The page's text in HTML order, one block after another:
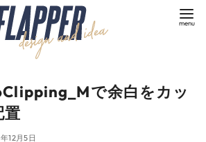
で余白をカッ
置
12月5日